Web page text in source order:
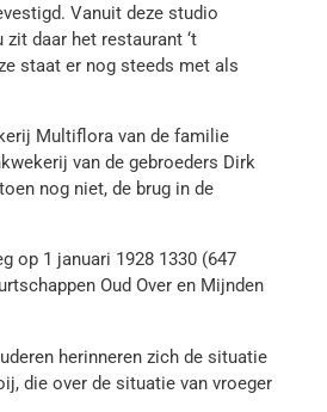
Vanuit deze studio
daar het restaurant ‘t
staat er nog steeds met als
Multiflora van de familie
van de gebroeders Dirk
nog niet, de brug in de
op 1 januari 1928 1330 (647
Oud Over en Mijnden
herinneren zich de situatie
die over de situatie van vroeger